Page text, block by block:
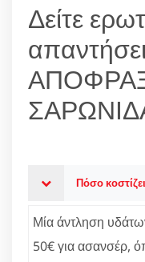
Δείτε
Πόσο
Μία άντληση
50€ για ασανσέρ,